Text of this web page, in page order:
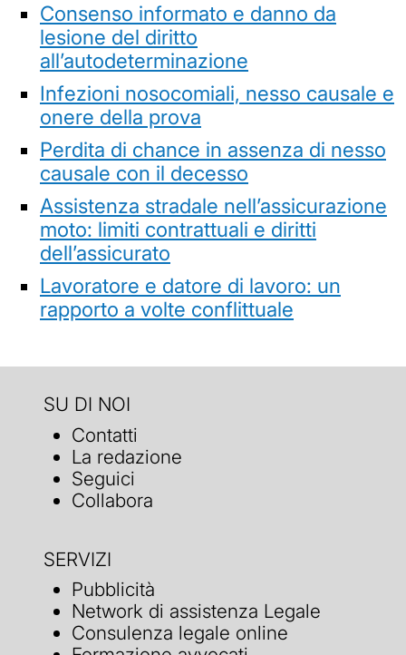
Consenso informato e danno da
lesione del diritto
all’autodeterminazione
Infezioni nosocomiali, nesso causale e
onere della prova
Perdita di chance in assenza di nesso
causale con il decesso
Assistenza stradale nell’assicurazione
moto: limiti contrattuali e diritti
dell’assicurato
Lavoratore e datore di lavoro: un
rapporto a volte conflittuale
SU DI NOI
Contatti
La redazione
Seguici
Collabora
SERVIZI
Pubblicità
Network di assistenza Legale
Consulenza legale online